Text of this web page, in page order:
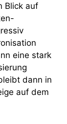
Blick auf
eine stark
dann in
auf dem